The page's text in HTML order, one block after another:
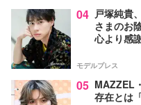
04 戸塚純貴
さまのお
心より感
モデルプレス
05 MAZZEL
存在とは